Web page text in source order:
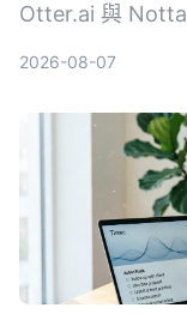
Otter.ai 與 Notta
2026-08-07